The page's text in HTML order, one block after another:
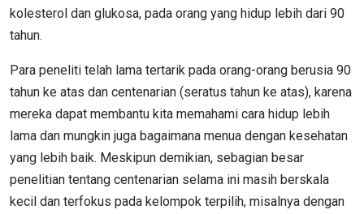
kolesterol dan glukosa, pada orang yang hidup lebih dari 90
tahun.
Para peneliti telah lama tertarik pada orang-orang berusia 90
tahun ke atas dan centenarian (seratus tahun ke atas), karena
mereka dapat membantu kita memahami cara hidup lebih
lama dan mungkin juga bagaimana menua dengan kesehatan
yang lebih baik. Meskipun demikian, sebagian besar
penelitian tentang centenarian selama ini masih berskala
kecil dan terfokus pada kelompok terpilih, misalnya dengan